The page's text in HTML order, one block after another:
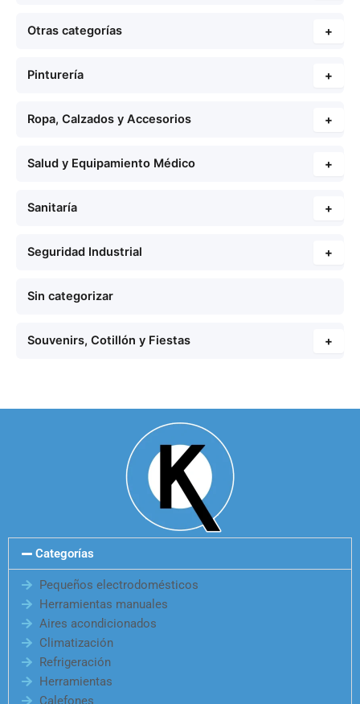
Otras categorías +
Pinturería +
Ropa, Calzados y Accesorios +
Salud y Equipamiento Médico +
Sanitaría +
Seguridad Industrial +
Sin categorizar
Souvenirs, Cotillón y Fiestas +
Categorías
Pequeños electrodomésticos
Herramientas manuales
Aires acondicionados
Climatización
Refrigeración
Herramientas
Calefones